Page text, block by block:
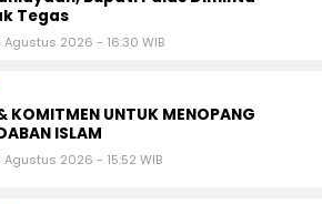
Tegas
Agustus 2026 - 16:30 WIB
KOMITMEN UNTUK MENOPANG
ISLAM
Agustus 2026 - 15:52 WIB